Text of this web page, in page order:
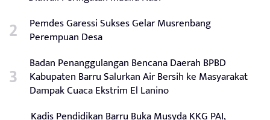
Pemdes Garessi Sukses Gelar Musrenbang
Perempuan Desa
Badan Penanggulangan Bencana Daerah BPBD
Kabupaten Barru Salurkan Air Bersih ke Masyarakat
Dampak Cuaca Ekstrim El Lanino
Kadis Pendidikan Barru Buka Musyda KKG PAI,